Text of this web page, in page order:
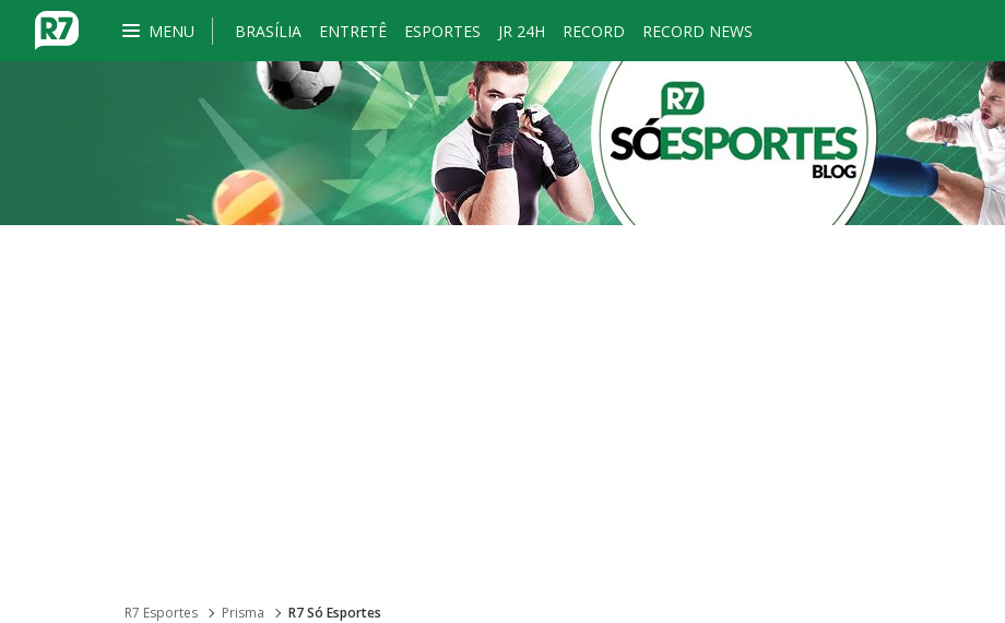
MENU BRASÍLIA ENTRETÊ ESPORTES JR 24H RECORD RECORD NEWS
R7 Esportes Prisma R7 Só Esportes